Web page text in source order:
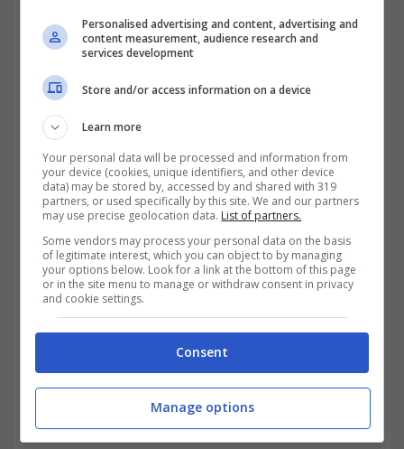
dell’apposita Commissione nominata
dall’Inps, un richiedente può vedersi
riconosciuta l’invalidità civile. Con essa,
poi, spesso vi è anche il riconoscimento del
relativo assegno di invalidità per una durata
di tre anni.
Dopo tale termine, la percezione di questo
assegno può essere prorogata, ma la si può
perdere anche per sempre.Ci sono, infatti,
alcuni casi in cui il percettore di assegno
di invalidità può perdere il diritto al
godimento e, quindi, non riceverlo più.
In alcuni casi, c’entra la percezione di un
Personalised advertising and content, advertising and
content measurement, audience research and
services development
Store and/or access information on a device
Learn more
Your personal data will be processed and information from
your device (cookies, unique identifiers, and other device
data) may be stored by, accessed by and shared with 319
partners, or used specifically by this site. We and our partners
may use precise geolocation data. List of partners.
Some vendors may process your personal data on the basis
of legitimate interest, which you can object to by managing
your options below. Look for a link at the bottom of this page
or in the site menu to manage or withdraw consent in privacy
and cookie settings.
Consent
Manage options